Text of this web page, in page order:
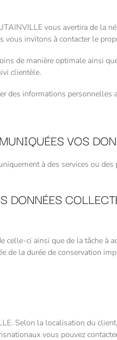
vous avertira de la
vous invitons à contacter le
de manière optimale ainsi
clientèle.
des informations
VOS
à des services ou des
DONNÉES
ci ainsi que de la tâche à
de la durée de conservation
Selon la localisation du
vous pouvez